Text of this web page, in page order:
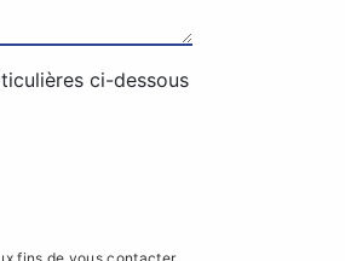
ci-dessous